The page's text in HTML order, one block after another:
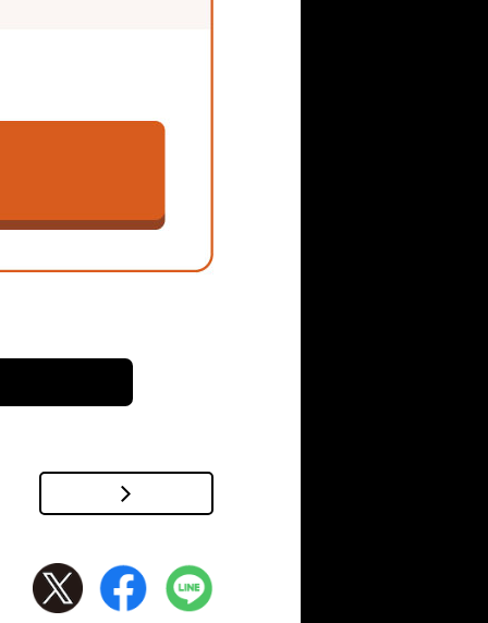
雨水の排水が課題のひ
の屋根材と取り合う
した。